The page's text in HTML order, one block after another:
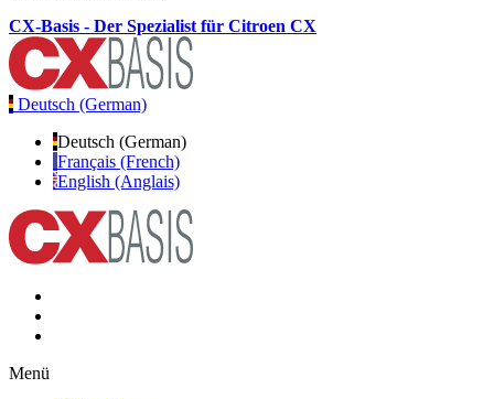
CX-Basis - Der Spezialist für Citroen CX
Deutsch (German)
Deutsch (German)
Français (French)
English (Anglais)
Menü